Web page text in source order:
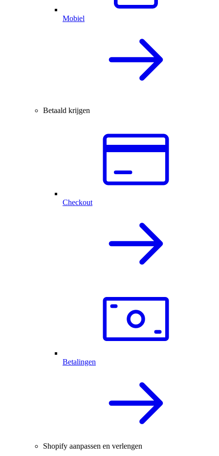
Mobiel
Betaald krijgen
Checkout
Betalingen
Shopify aanpassen en verlengen